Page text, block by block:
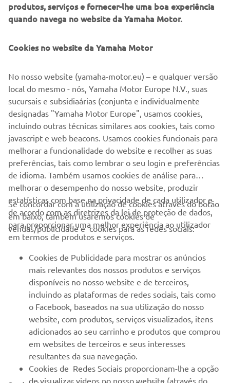
EMPRESA
MAIS YAMAHA
SERVIÇO E SUPORTE
NEWSLETTER
Seja o primeiro a saber das últimas ofertas, eventos especiais,
novos lançamentos e muito mais
produtos, serviços e fornecer-lhe uma boa experiência
quando navega no website da Yamaha Motor.
Cookies no website da Yamaha Motor
No nosso website (yamaha-motor.eu) – e qualquer versão
local do mesmo - nós, Yamaha Motor Europe N.V., suas
sucursais e subsidiaárias (conjunta e individualmente
designadas "Yamaha Motor Europe", usamos cookies,
incluindo outras técnicas similares aos cookies, tais como
javascript e web beacons. Usamos cookies funcionais para
melhorar a funcionalidade do website e recolher as suas
preferências, tais como lembrar o seu login e preferências
de idioma. Também usamos cookies de análise para
melhorar o desempenho do nosso website, produzir
estatísticas com base na privacidade de cada utilizador e
de acordo com as diretrizes da lei de proteção de dados,
para proporcionar uma melhor experiência ao utilizador
em termos de produtos e serviços.
Se concordar com a utilização de cookies através do botão
em baixo, também usaremos cookies de
vendas/publicidade e cookies para as redes sociais:
Cookies de Publicidade para mostrar os anúncios
mais relevantes dos nossos produtos e serviços
disponíveis no nosso website e de terceiros,
incluindo as plataformas de redes sociais, tais como
o Facebook, baseados na sua utilização do nosso
website, com produtos, serviços visualizados, itens
adicionados ao seu carrinho e produtos que comprou
em websites de terceiros e seus interesses
resultantes da sua navegação.
Cookies de Redes Sociais proporcionam-lhe a opção
de visualizar videos no nosso website (através do